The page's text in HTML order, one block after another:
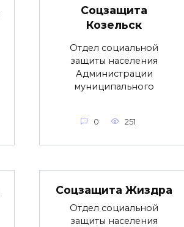
Соцзащита
Козельск
Отдел социальной
защиты населения
Администрации
муниципального
0 251
Соцзащита Жиздра
Отдел социальной
защиты населения